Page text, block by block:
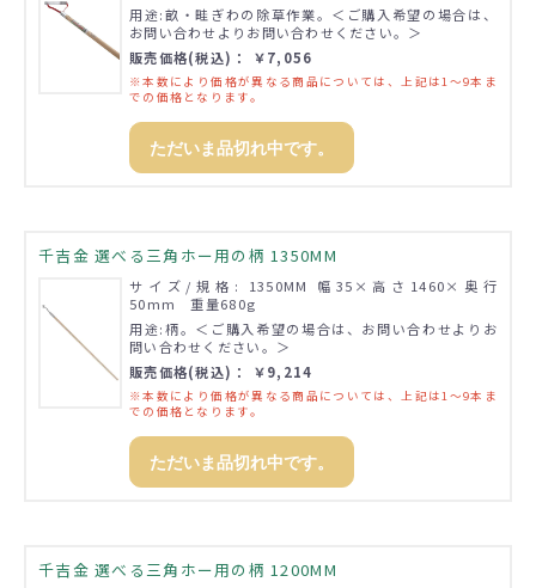
用途:畝・畦ぎわの除草作業。＜ご購入希望の場合は、
お問い合わせよりお問い合わせください。＞
販売価格(税込)： ￥7,056
※本数により価格が異なる商品については、上記は1～9本ま
での価格となります。
ただいま品切れ中です。
千吉金 選べる三角ホー用の柄 1350MM
サイズ/規格: 1350MM 幅35×高さ1460×奥行
50mm 重量680g
用途:柄。＜ご購入希望の場合は、お問い合わせよりお
問い合わせください。＞
販売価格(税込)： ￥9,214
※本数により価格が異なる商品については、上記は1～9本ま
での価格となります。
ただいま品切れ中です。
千吉金 選べる三角ホー用の柄 1200MM